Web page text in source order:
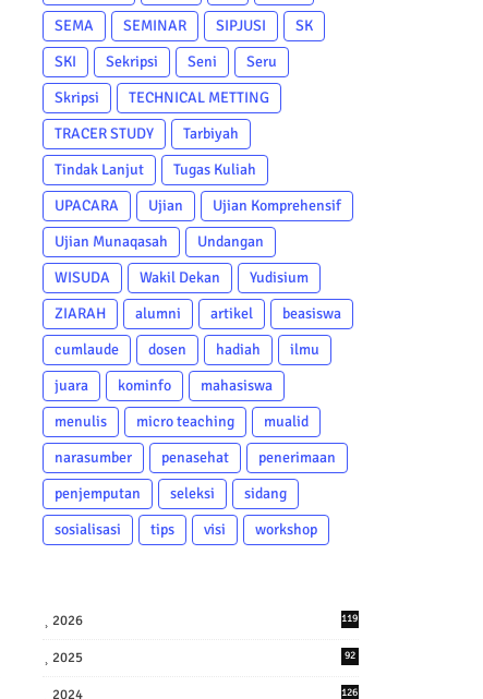
SEMA
SEMINAR SIPJUSI
SK
SKI
Sekripsi Seni
Seru
Skripsi
TECHNICAL METTING
TRACER STUDY
Tarbiyah
Tindak Lanjut
Tugas Kuliah
UPACARA
Ujian
Ujian Komprehensif
Ujian Munaqasah
Undangan
WISUDA
Wakil Dekan
Yudisium
ZIARAH
alumni artikel
beasiswa
cumlaude
dosen hadiah
ilmu
juara
kominfo
mahasiswa
menulis
micro teaching
mualid
narasumber
penasehat
penerimaan
penjemputan
seleksi
sidang
sosialisasi
tips visi workshop
2026 119
2025 92
2024 126